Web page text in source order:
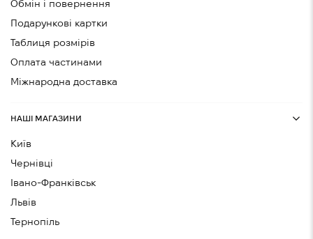
Обмін і повернення
Подарункові картки
Таблиця розмірів
Оплата частинами
Міжнародна доставка
НАШІ МАГАЗИНИ
Київ
Чернівці
Івано-Франківськ
Львів
Тернопіль